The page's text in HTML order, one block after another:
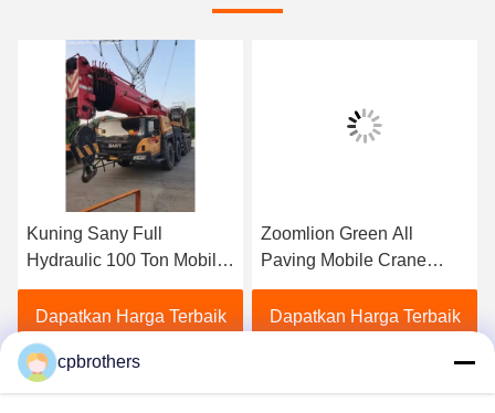
Kuning Sany Full
Hydraulic 100 Ton Mobile
Crane Second Hand
Untuk Semua Paving
Dapatkan Harga Terbaik
Zoomlion Green All
Paving Mobile Crane
Truck Dipasang Untuk
Kebutuhan Konstruksi
Dapatkan Harga Terbaik
cpbrothers